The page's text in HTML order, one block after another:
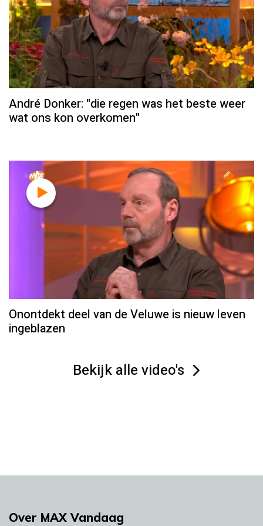
André Donker: "die regen was het beste weer
wat ons kon overkomen"
Onontdekt deel van de Veluwe is nieuw leven
ingeblazen
Bekijk alle video's
Over MAX Vandaag